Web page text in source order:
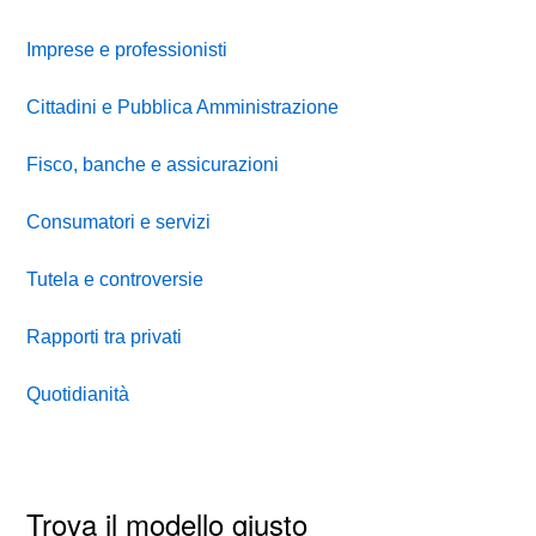
Imprese e professionisti
Cittadini e Pubblica Amministrazione
Fisco, banche e assicurazioni
Consumatori e servizi
Tutela e controversie
Rapporti tra privati
Quotidianità
Trova il modello giusto